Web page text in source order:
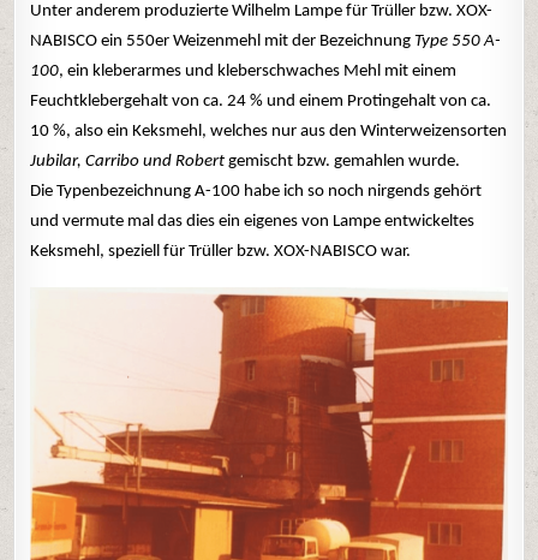
Unter anderem produzierte Wilhelm Lampe für Trüller bzw. XOX-
NABISCO ein 550er Weizenmehl mit der BezeichnungType 550 A-
100, ein kleberarmes und kleberschwaches Mehl mit einem
Feuchtklebergehalt von ca. 24 % und einem Protingehalt von ca.
10 %, also ein Keksmehl, welches nur aus den Winterweizensorten
Jubilar, Carribo und Robert gemischt bzw. gemahlen wurde.
Die Typenbezeichnung A-100 habe ich so noch nirgends gehört
und vermute mal das dies ein eigenes von Lampe entwickeltes
Keksmehl, speziell für Trüller bzw. XOX-NABISCO war.